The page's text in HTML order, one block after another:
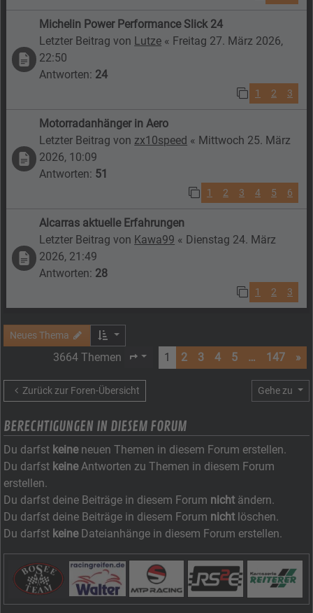
Michelin Power Performance Slick 24
Letzter Beitrag von Lutze « Freitag 27. März 2026,
22:50
Antworten: 24
1 2 3
Motorradanhänger in Aero
Letzter Beitrag von zx10speed « Mittwoch 25. März
2026, 10:09
Antworten: 51
1 2 3 4 5 6
Alcarras aktuelle Erfahrungen
Letzter Beitrag von Kawa99 « Dienstag 24. März
2026, 21:49
Antworten: 28
1 2 3
Neues Thema
3664 Themen Seite von147
1 2 3 4 5 … 147 »
Zurück zur Foren-Übersicht Gehe zu
BERECHTIGUNGEN IN DIESEM FORUM
Du darfst keineneuen Themen in diesem Forum erstellen.
Du darfst keineAntworten zu Themen in diesem Forum
erstellen.
Du darfst deine Beiträge in diesem Forum nicht ändern.
Du darfst deine Beiträge in diesem Forum nicht löschen.
Du darfst keineDateianhänge in diesem Forum erstellen.